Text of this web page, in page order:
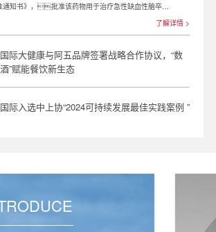
通知书》，批准该药物用于治疗急性缺血性脑卒
了解详情 >
际大健康与阿五品牌签署战略合作协议，“数
”赋能餐饮新生态
际入选中上协“2024可持续发展最佳实践案例 ”